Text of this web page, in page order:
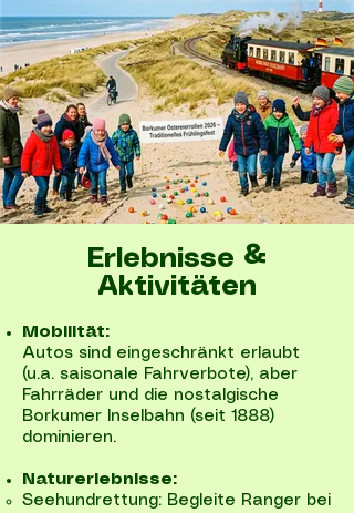
Erlebnisse &
Aktivitäten
Mobilität:
Autos sind eingeschränkt erlaubt
(u.a. saisonale Fahrverbote), aber
Fahrräder und die nostalgische
Borkumer Inselbahn (seit 1888)
dominieren.
Naturerlebnisse:
Seehundrettung: Begleite Ranger bei